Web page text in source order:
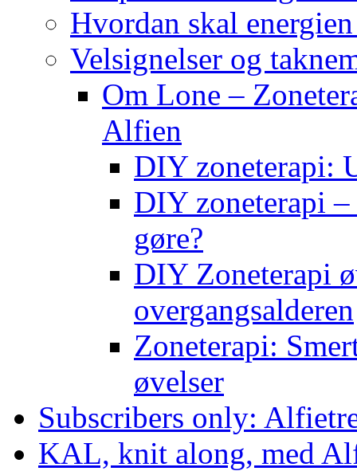
Hvordan skal
Velsignelser og
Om Lone –
Alfien
DIY zoneterapi:
DIY zoneterapi
gøre?
DIY Zoneterapi
overgangsalderen
Zoneterapi:
øvelser
Subscribers only:
KAL, knit along, med